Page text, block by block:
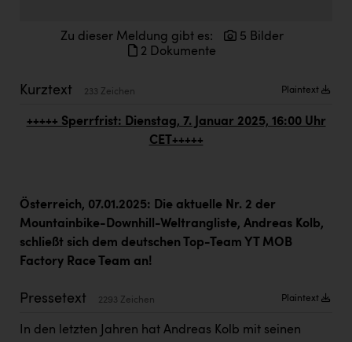
ERLUS AG
Fristads Austria
Immotech
INTERSPAR
Jesolo
Jane Goodall Institute Austria
Zu dieser Meldung gibt es:
5 Bilder
2 Dokumente
Kurztext 233 Zeichen Plaintext
+++++ Sperrfrist: Dienstag, 7. Januar 2025, 16:00 Uhr
CET+++++
Österreich, 07.01.2025: Die aktuelle Nr. 2 der
Mountainbike-Downhill-Weltrangliste, Andreas Kolb,
schließt sich dem deutschen Top-Team YT MOB
Factory Race Team an!
Pressetext 2293 Zeichen Plaintext
In den letzten Jahren hat Andreas Kolb mit seinen